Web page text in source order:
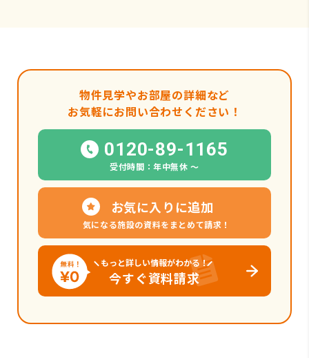
物件見学やお部屋の詳細など
お気軽にお問い合わせください！
0120-89-1165
受付時間：年中無休 〜
お気に入りに追加
気になる施設の資料をまとめて請求！
もっと詳しい情報がわかる！
今すぐ資料請求